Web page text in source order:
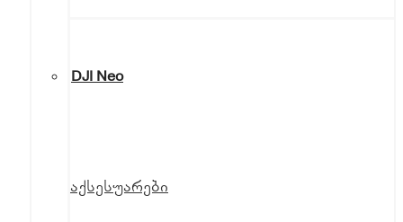
DJI Neo
აქსესუარები